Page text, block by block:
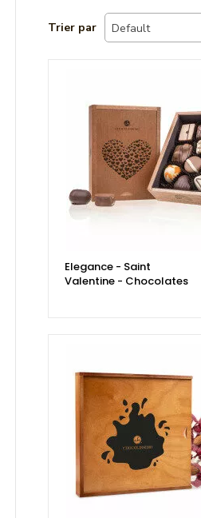
Trier par Default
Elegance - Saint
Valentine - Chocolates